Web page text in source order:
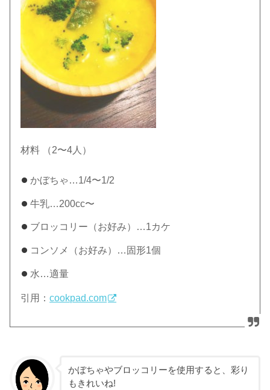
材料 （2〜4人）
かぼちゃ…1/4〜1/2
牛乳…200cc〜
ブロッコリー（お好み）…1カケ
コンソメ（お好み）…固形1個
水…適量
引用：cookpad.com
かぼちゃやブロッコリーを使用すると、彩り
もきれいね!